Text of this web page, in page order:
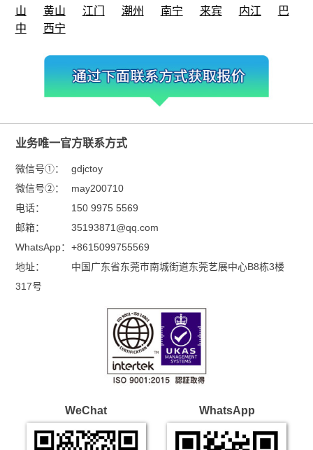
山
黄山 江门 潮州 南宁 来宾 内江
巴
中
西宁
业务唯一官方联系方式
微信号①：
gdjctoy
微信号②：
may200710
电话：
150 9975 5569
邮箱：
35193871@qq.com
WhatsApp： +8615099755569
地址：
中国广东省东莞市南城街道东莞艺展中心B8栋3楼
317号
WeChat WhatsApp